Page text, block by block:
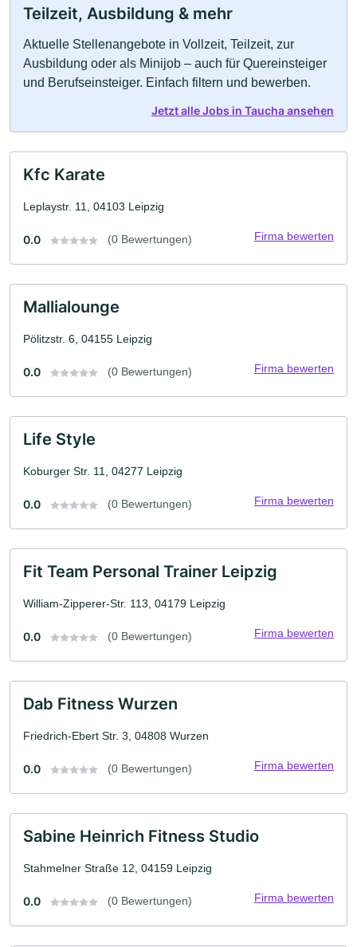
Teilzeit, Ausbildung & mehr
Aktuelle Stellenangebote in Vollzeit, Teilzeit, zur
Ausbildung oder als Minijob – auch für Quereinsteiger
und Berufseinsteiger. Einfach filtern und bewerben.
Jetzt alle Jobs in Taucha ansehen
Kfc Karate
Leplaystr. 11, 04103 Leipzig
0.0 (0 Bewertungen) Firma bewerten
Mallialounge
Pölitzstr. 6, 04155 Leipzig
0.0 (0 Bewertungen) Firma bewerten
Life Style
Koburger Str. 11, 04277 Leipzig
0.0 (0 Bewertungen) Firma bewerten
Fit Team Personal Trainer Leipzig
William-Zipperer-Str. 113, 04179 Leipzig
0.0 (0 Bewertungen) Firma bewerten
Dab Fitness Wurzen
Friedrich-Ebert Str. 3, 04808 Wurzen
0.0 (0 Bewertungen) Firma bewerten
Sabine Heinrich Fitness Studio
Stahmelner Straße 12, 04159 Leipzig
0.0 (0 Bewertungen) Firma bewerten